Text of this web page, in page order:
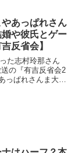
あっぱれさん
や彼氏とゲー
反省会】
た志村玲那さん
の『有吉反省会2
っぱれさんま大先